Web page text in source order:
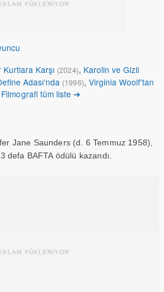
YÜKLENİYOR
Karşı (2024), Karolin ve Gizli
Adası'nda (1996), Virginia Woolf'tan
Filmografi tüm liste ➔
Jane Saunders (d. 6 Temmuz 1958),
defa BAFTA ödülü kazandı.
YÜKLENİYOR